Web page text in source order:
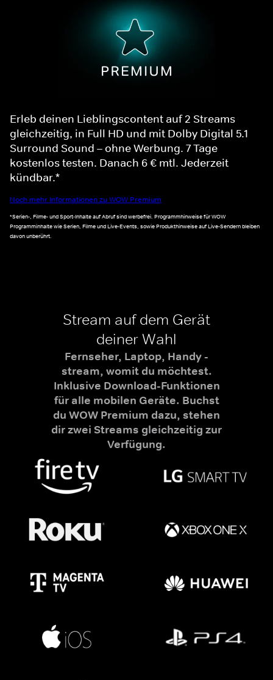
Erleb deinen Lieblingscontent auf 2 Streams
gleichzeitig, in Full HD und mit Dolby Digital 5.1
Surround Sound – ohne Werbung. 7 Tage
kostenlos testen. Danach 6 € mtl. Jederzeit
kündbar.*
Noch mehr Informationen zu WOW Premium
*Serien-, Filme- und Sport-Inhalte auf Abruf sind werbefrei. Programmhinweise für WOW
Programminhalte wie Serien, Filme und Live-Events, sowie Produkthinweise auf Live-Sendern bleiben
davon unberührt.
Stream auf dem Gerät
deiner Wahl
Fernseher, Laptop, Handy -
stream, womit du möchtest.
Inklusive Download-Funktionen
für alle mobilen Geräte. Buchst
du WOW Premium dazu, stehen
dir zwei Streams gleichzeitig zur
Verfügung.